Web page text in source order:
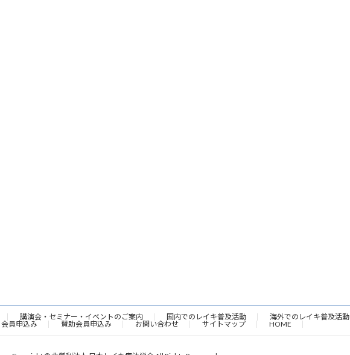
講演会・セミナー・イベントのご案内 国内でのレイキ普及活動 海外でのレイキ普及活動
会員申込み 賛助会員申込み お問い合わせ サイトマップ HOME